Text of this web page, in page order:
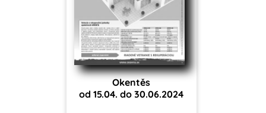
Okentěs
od 15.04. do 30.06.2024